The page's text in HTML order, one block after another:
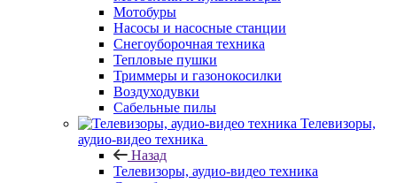
Мотобуры
Насосы и насосные станции
Снегоуборочная техника
Тепловые пушки
Триммеры и газонокосилки
Воздуходувки
Сабельные пилы
Телевизоры,
аудио-видео техника
Назад
Телевизоры, аудио-видео техника